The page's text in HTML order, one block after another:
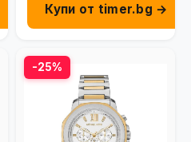
Купи от timer.bg →
-25%